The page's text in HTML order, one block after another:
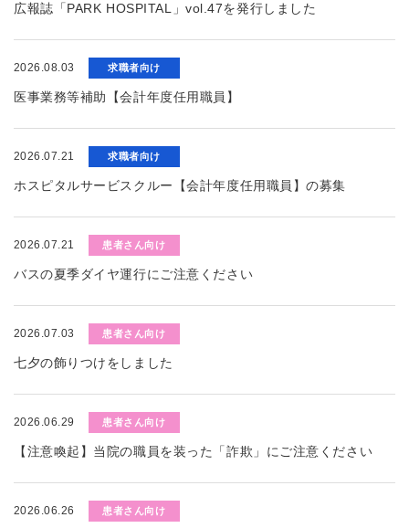
広報誌「PARK HOSPITAL」vol.47を発行しました
2026.08.03 求職者向け
医事業務等補助【会計年度任用職員】
2026.07.21 求職者向け
ホスピタルサービスクルー【会計年度任用職員】の募集
2026.07.21 患者さん向け
バスの夏季ダイヤ運行にご注意ください
2026.07.03 患者さん向け
七夕の飾りつけをしました
2026.06.29 患者さん向け
【注意喚起】当院の職員を装った「詐欺」にご注意ください
2026.06.26 患者さん向け